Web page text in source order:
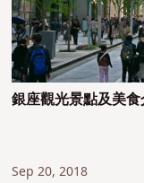
銀座觀光景點及美
Sep 20, 2018